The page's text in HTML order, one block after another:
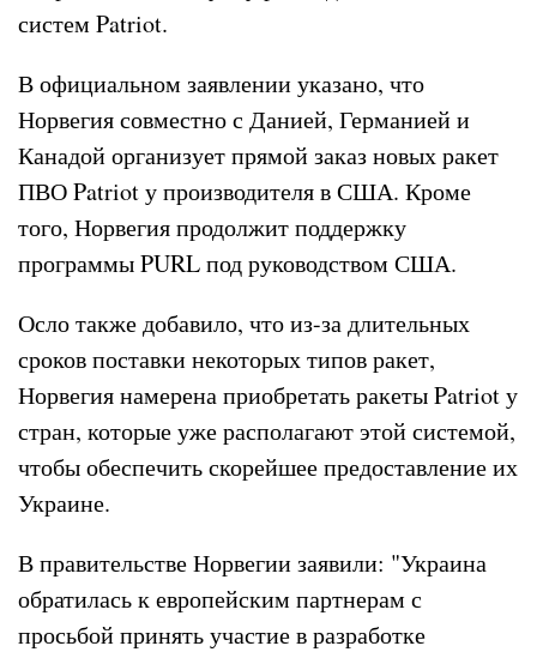
систем Patriot.
В официальном заявлении указано, что
Норвегия совместно с Данией, Германией и
Канадой организует прямой заказ новых ракет
ПВО Patriot у производителя в США. Кроме
того, Норвегия продолжит поддержку
программы PURL под руководством США.
Осло также добавило, что из-за длительных
сроков поставки некоторых типов ракет,
Норвегия намерена приобретать ракеты Patriot у
стран, которые уже располагают этой системой,
чтобы обеспечить скорейшее предоставление их
Украине.
В правительстве Норвегии заявили: "Украина
обратилась к европейским партнерам с
просьбой принять участие в разработке